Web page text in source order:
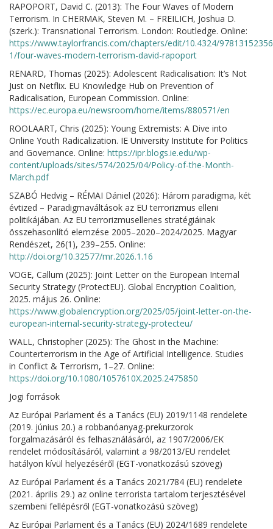
RAPOPORT, David C. (2013): The Four Waves of Modern
Terrorism. In CHERMAK, Steven M. – FREILICH, Joshua D.
(szerk.): Transnational Terrorism. London: Routledge. Online:
https://www.taylorfrancis.com/chapters/edit/10.4324/
1/four-waves-modern-terrorism-david-rapoport
RENARD, Thomas (2025): Adolescent Radicalisation: It’s Not
Just on Netflix. EU Knowledge Hub on Prevention of
Radicalisation, European Commission. Online:
https://ec.europa.eu/newsroom/home/items/880571/en
ROOLAART, Chris (2025): Young Extremists: A Dive into
Online Youth Radicalization. IE University Institute for Politics
and Governance. Online: https://ipr.blogs.ie.edu/wp-
content/uploads/sites/574/2025/04/Policy-of-the-Month-
March.pdf
SZABÓ Hedvig – RÉMAI Dániel (2026): Három paradigma, két
évtized – Paradigmaváltások az EU terrorizmus elleni
politikájában. Az EU terrorizmusellenes stratégiáinak
összehasonlító elemzése 2005–2020–2024/2025. Magyar
Rendészet, 26(1), 239–255. Online:
http://doi.org/10.32577/mr.2026.1.16
VOGE, Callum (2025): Joint Letter on the European Internal
Security Strategy (ProtectEU). Global Encryption Coalition,
2025. május 26. Online:
https://www.globalencryption.org/2025/05/joint-letter-on-the-
european-internal-security-strategy-protecteu/
WALL, Christopher (2025): The Ghost in the Machine:
Counterterrorism in the Age of Artificial Intelligence. Studies
in Conflict & Terrorism, 1–27. Online:
https://doi.org/10.1080/1057610X.2025.2475850
Jogi források
Az Európai Parlament és a Tanács (EU) 2019/1148 rendelete
(2019. június 20.) a robbanóanyag-prekurzorok
forgalmazásáról és felhasználásáról, az 1907/2006/EK
rendelet módosításáról, valamint a 98/2013/EU rendelet
hatályon kívül helyezéséről (EGT-vonatkozású szöveg)
Az Európai Parlament és a Tanács 2021/784 (EU) rendelete
(2021. április 29.) az online terrorista tartalom terjesztésével
szembeni fellépésről (EGT-vonatkozású szöveg)
Az Európai Parlament és a Tanács (EU) 2024/1689 rendelete